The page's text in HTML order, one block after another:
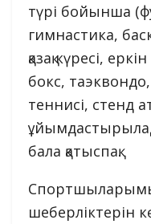
түрі бойынша
гимнастика,
қазақ күресі,
бокс,
теннисі, стенд
бала қатыспақ.
шеберліктерін